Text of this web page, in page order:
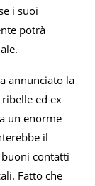
i suoi
potrà
annunciato la
ribelle ed ex
un enorme
il
contatti
Fatto che